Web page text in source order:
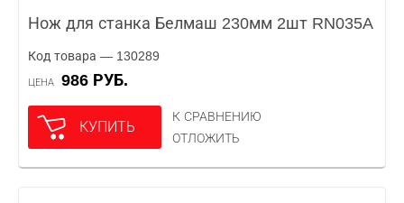
Нож для станка Белмаш 230мм 2шт RN035A
Код товара — 130289
ЦЕНА 986 РУБ.
КУПИТЬ
К СРАВНЕНИЮ
ОТЛОЖИТЬ